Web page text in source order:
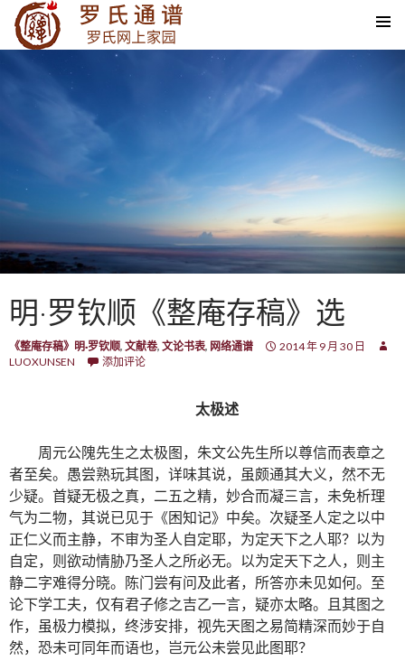
SKIP TO CONTENT
明·罗钦顺《整庵存稿》选
《整庵存稿》明·罗钦顺, 文献卷, 文论书表, 网络通谱
2014 年 9 月 30 日
LUOXUNSEN
添加评论
太极述
周元公隗先生之太极图，朱文公先生所以尊信而表章之
者至矣。愚尝熟玩其图，详味其说，虽颇通其大义，然不无
少疑。首疑无极之真，二五之精，妙合而凝三言，未免析理
气为二物，其说已见于《困知记》中矣。次疑圣人定之以中
正仁义而主静，不审为圣人自定耶，为定天下之人耶？以为
自定，则欲动情胁乃圣人之所必无。以为定天下之人，则主
静二字难得分晓。陈门尝有问及此者，所答亦未见如何。至
论下学工夫，仅有君子修之吉乙一言，疑亦太略。且其图之
作，虽极力模拟，终涉安排，视先天图之易简精深而妙于自
然，恐未可同年而语也，岂元公未尝见此图耶？